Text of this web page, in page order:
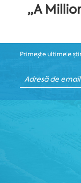
„A
Primește ultimele